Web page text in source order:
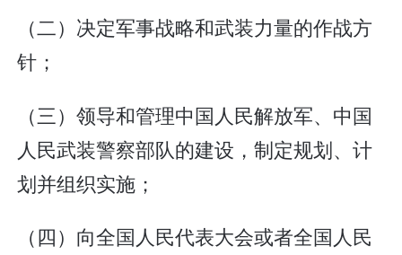
（二）决定军事战略和武装力量的作战方
针；
（三）领导和管理中国人民解放军、中国
人民武装警察部队的建设，制定规划、计
划并组织实施；
（四）向全国人民代表大会或者全国人民